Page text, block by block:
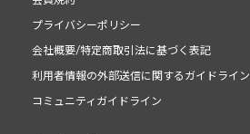
プライバシーポリシー
会社概要/特定商取引法に基づく表記
利用者情報の外部送信に関するガイドライン
コミュニティガイドライン